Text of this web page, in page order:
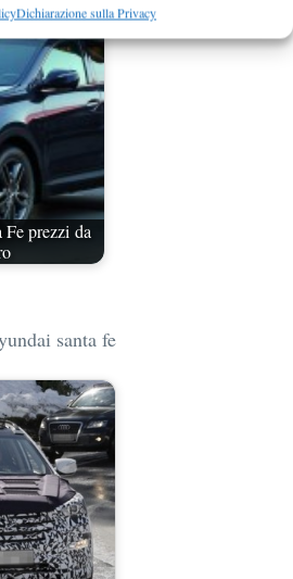
Dichiarazione sulla Privacy
prezzi da
santa fe